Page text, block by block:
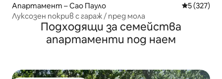
Апартамент – Сао Пауло Средна
5 (327)
Луксозен покрив с гараж / пред мола
Подходящи за семейства
апартаменти под наем